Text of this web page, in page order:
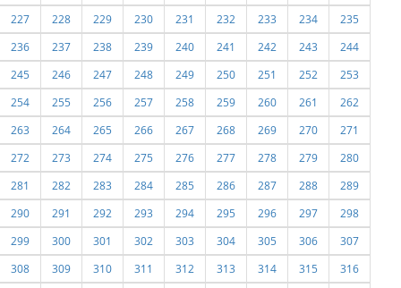
227
228 229 230 231 232 233 234
235
236
237 238 239 240 241 242 243
244
245
246 247 248 249 250 251 252
253
254
255 256 257 258 259 260 261
262
263
264 265 266 267 268 269 270
271
272
273 274 275 276 277 278 279
280
281
282 283 284 285 286 287 288
289
290
291 292 293 294 295 296 297
298
299
300 301 302 303 304 305 306
307
308
309 310 311 312 313 314 315
316